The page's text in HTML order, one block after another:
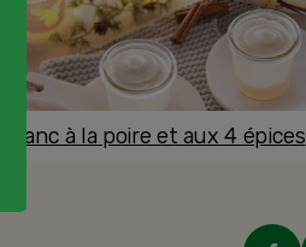
blanc à la poire et aux 4 épices